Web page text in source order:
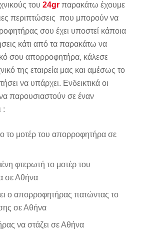
του 24gr παρακάτω έχουμε
περιπτώσεις που μπορούν να
σου έχει υποστεί κάποια
κάτι από τα παρακάτω να
σου απορροφητήρα, κάλεσε
της εταιρεία μας και αμέσως το
να υπάρχει. Ενδεικτικά οι
παρουσιαστούν σε έναν
:
το μοτέρ του απορροφητήρα σε
φτερωτή το μοτέρ του
σε Αθήνα
ο απορροφητήρας πατώντας το
σε Αθήνα
να στάζει σε Αθήνα